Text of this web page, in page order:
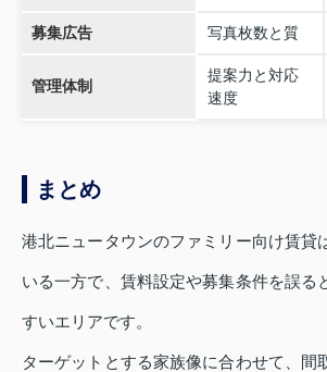
募集広告 写真枚数と質
管理体制
提案力と対応
速度
まとめ
港北ニュータウンのファミリー向け賃貸
いる一方で、賃料設定や募集条件を誤る
すいエリアです。
ターゲットとする家族像に合わせて、間